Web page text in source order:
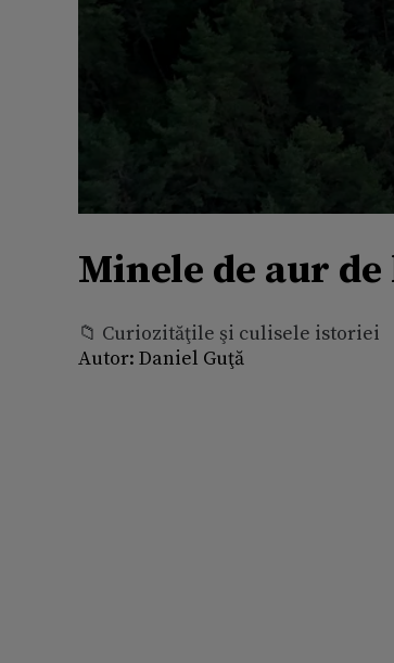
Minele de aur
📁 Curiozităţile şi culisele istoriei
Autor: Daniel Guţă